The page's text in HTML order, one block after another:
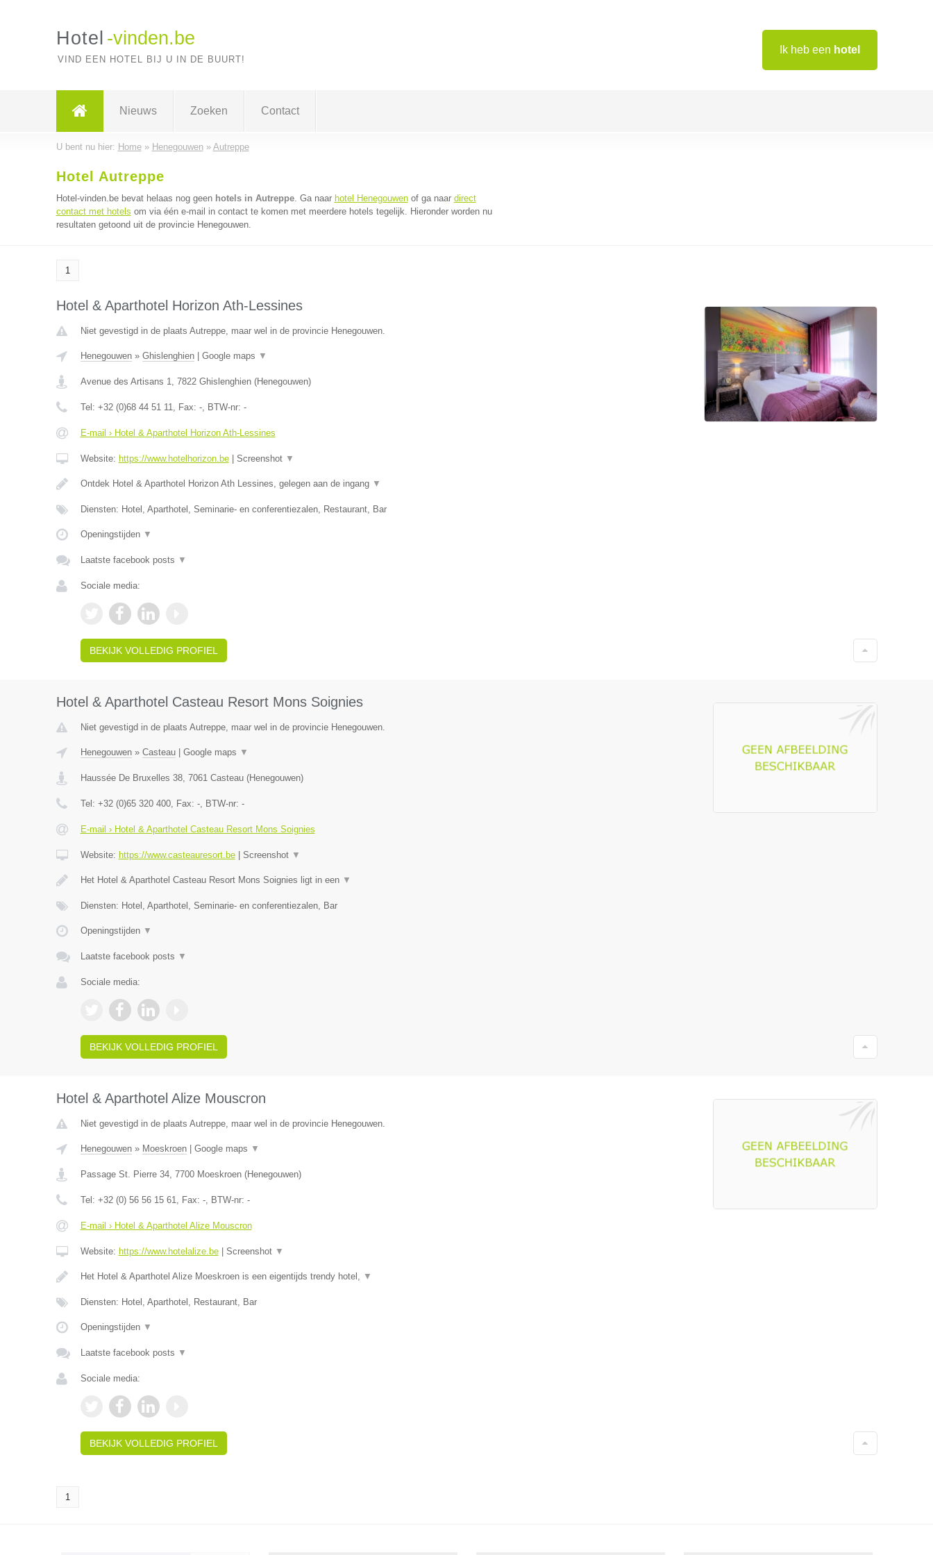
Ik heb een hotel
Hotel -vinden.be
VIND EEN HOTEL BIJ U IN DE BUURT!
Nieuws Zoeken Contact
U bent nu hier: Home» Henegouwen» Autreppe
Hotel Autreppe
Hotel-vinden.be bevat helaas nog geen hotels in Autreppe. Ga naar hotel Henegouwenof ga naar direct
contact met hotels om via één e-mail in contact te komen met meerdere hotels tegelijk. Hieronder worden nu
resultaten getoond uit de provincie Henegouwen.
1
Hotel & Aparthotel Horizon Ath-Lessines
Niet gevestigd in de plaats Autreppe, maar wel in de provincie Henegouwen.
Henegouwen» Ghislenghien| Google maps ▼
Avenue des Artisans 1, 7822 Ghislenghien(Henegouwen)
Tel: +32 (0)68 44 51 11, Fax: -, BTW-nr: -
E-mail › Hotel & Aparthotel Horizon Ath-Lessines
Website: https://www.hotelhorizon.be| Screenshot ▼
Ontdek Hotel & Aparthotel Horizon Ath Lessines, gelegen aan de ingang ▼
Diensten: Hotel, Aparthotel, Seminarie- en conferentiezalen, Restaurant, Bar
Openingstijden ▼
Laatste facebook posts ▼
Sociale media:
BEKIJK VOLLEDIG PROFIEL
Hotel & Aparthotel Casteau Resort Mons Soignies
Niet gevestigd in de plaats Autreppe, maar wel in de provincie Henegouwen.
Henegouwen» Casteau| Google maps ▼
Haussée De Bruxelles 38, 7061 Casteau(Henegouwen)
Tel: +32 (0)65 320 400, Fax: -, BTW-nr: -
E-mail › Hotel & Aparthotel Casteau Resort Mons Soignies
Website: https://www.casteauresort.be| Screenshot ▼
Het Hotel & Aparthotel Casteau Resort Mons Soignies ligt in een ▼
Diensten: Hotel, Aparthotel, Seminarie- en conferentiezalen, Bar
Openingstijden ▼
Laatste facebook posts ▼
Sociale media:
BEKIJK VOLLEDIG PROFIEL
Hotel & Aparthotel Alize Mouscron
Niet gevestigd in de plaats Autreppe, maar wel in de provincie Henegouwen.
Henegouwen» Moeskroen| Google maps ▼
Passage St. Pierre 34, 7700 Moeskroen(Henegouwen)
Tel: +32 (0) 56 56 15 61, Fax: -, BTW-nr: -
E-mail › Hotel & Aparthotel Alize Mouscron
Website: https://www.hotelalize.be| Screenshot ▼
Het Hotel & Aparthotel Alize Moeskroen is een eigentijds trendy hotel, ▼
Diensten: Hotel, Aparthotel, Restaurant, Bar
Openingstijden ▼
Laatste facebook posts ▼
Sociale media:
BEKIJK VOLLEDIG PROFIEL
1